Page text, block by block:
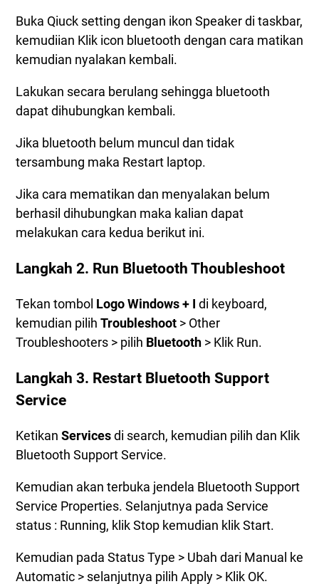
Buka Qiuck setting dengan ikon Speaker di taskbar,
kemudiian Klik icon bluetooth dengan cara matikan
kemudian nyalakan kembali.
Lakukan secara berulang sehingga bluetooth
dapat dihubungkan kembali.
Jika bluetooth belum muncul dan tidak
tersambung maka Restart laptop.
Jika cara mematikan dan menyalakan belum
berhasil dihubungkan maka kalian dapat
melakukan cara kedua berikut ini.
Langkah 2. Run Bluetooth Thoubleshoot
Tekan tombol Logo Windows + I di keyboard,
kemudian pilih Troubleshoot > Other
Troubleshooters > pilih Bluetooth > Klik Run.
Langkah 3. Restart Bluetooth Support
Service
Ketikan Servicesdi search, kemudian pilih dan Klik
Bluetooth Support Service.
Kemudian akan terbuka jendela Bluetooth Support
Service Properties. Selanjutnya pada Service
status : Running, klik Stop kemudian klik Start.
Kemudian pada Status Type > Ubah dari Manual ke
Automatic > selanjutnya pilih Apply > Klik OK.